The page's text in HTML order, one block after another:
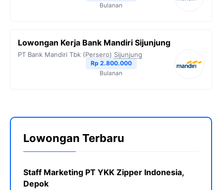
Bulanan
Lowongan Kerja Bank Mandiri Sijunjung
PT Bank Mandiri Tbk (Persero) Sijunjung
Rp 2.800.000
Bulanan
Lowongan Terbaru
Staff Marketing PT YKK Zipper Indonesia,
Depok